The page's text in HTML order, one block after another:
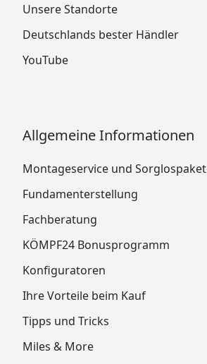
Unsere Standorte
Deutschlands bester Händler
YouTube
Allgemeine Informationen
Montageservice und Sorglospaket
Fundamenterstellung
Fachberatung
KÖMPF24 Bonusprogramm
Konfiguratoren
Ihre Vorteile beim Kauf
Tipps und Tricks
Miles & More